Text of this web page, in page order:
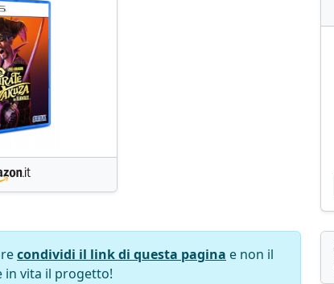
condividi il link di questa pagina e non il
in vita il progetto!